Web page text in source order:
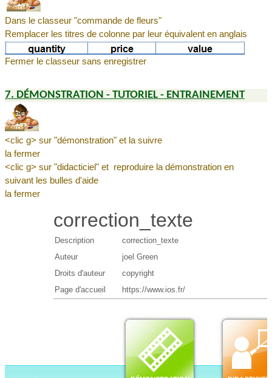
Dans le classeur "commande de fleurs"
Remplacer les titres de colonne par leur équivalent en anglais
Fermer le classeur sans enregistrer
7. DÉMONSTRATION - TUTORIEL - ENTRAINEMENT
<clic g> sur "démonstration" et la suivre
la fermer
<clic g> sur "didacticiel" et reproduire la démonstration en
suivant les bulles d'aide
la fermer